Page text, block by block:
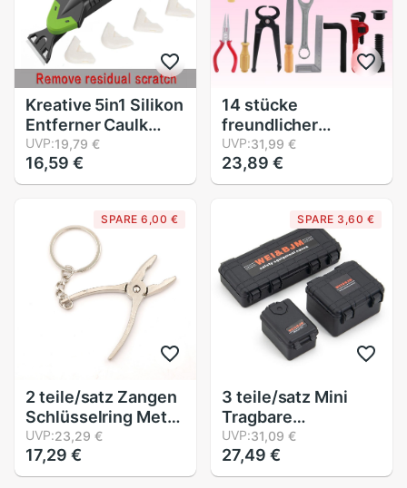
Kreative 5in1 Silikon
Entferner Caulk
Finisher Dichtstoff
Glatt Schaber
Mörtel Bausatz
Kunststoff Hand
Werkzeuge
einstellen Zubehör
Bausatz Werkzeug
UVP:19,79 €
16,59 €
14 stücke
freundlicher
Simulation
Reparatur
Werkzeuge
Wartung einstellen
Pädagogisches
Lernen Spielzeug
(Sortiert)
UVP:31,99 €
23,89 €
SPARE 6,00 €
2 teile/satz Zangen
Schlüsselring Metall
Einstellbare
Schraubstock
Schlüsselring
UVP:23,29 €
17,29 €
SPARE 3,60 €
3 teile/satz Mini
Tragbare
Werkzeugkasten
Lagerung
Kunststoff Kasten
UVP:31,09 €
27,49 €